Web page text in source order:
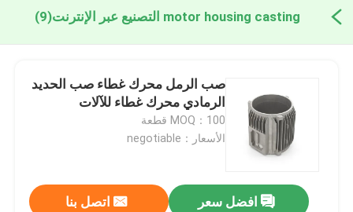
motor housing casting التصنيع عبر الإنترنت (9)
صب الرمل محرك غطاء صب الحديد
الرمادي محرك غطاء للآلات
MOQ：100 قطعة
الأسعار：negotiable
افضل سعر اتصل بنا